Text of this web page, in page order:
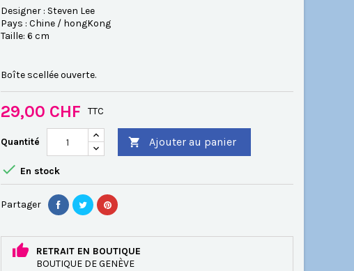
Designer : Steven Lee
Pays : Chine / hongKong
Taille: 6 cm
Boîte scellée ouverte.
29,00 CHF TTC
Quantité  Ajouter au panier
 En stock
Partager
RETRAIT EN BOUTIQUE
BOUTIQUE DE GENÈVE